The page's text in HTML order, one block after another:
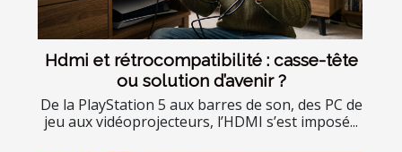
Hdmi et rétrocompatibilité : casse-tête
ou solution d’avenir ?
De la PlayStation 5 aux barres de son, des PC de
jeu aux vidéoprojecteurs, l’HDMI s’est imposé...